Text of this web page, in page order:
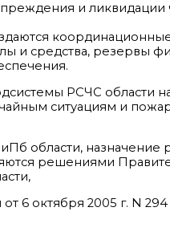
и ликвидации
и средства, резервы
РСЧС области
ситуациям и
области, назначение
решениями
6 октября 2005 г. N